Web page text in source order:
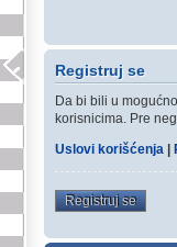
Registruj se
Da bi bili u
korisnicima. Pre
Uslovi korišćenja
Registruj se